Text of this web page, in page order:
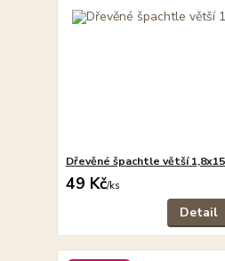
Dřevěné špachtle větší
49 Kč/ks
Detail